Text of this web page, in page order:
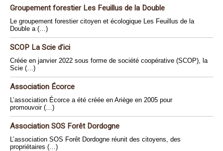
Groupement forestier Les Feuillus de la Double
Le groupement forestier citoyen et écologique Les Feuillus de la
Double a (…)
SCOP La Scie d’ici
Créée en janvier 2022 sous forme de société coopérative (SCOP), la
Scie (…)
Association Écorce
L’association Écorce a été créée en Ariège en 2005 pour
promouvoir (…)
Association SOS Forêt Dordogne
L’association SOS Forêt Dordogne réunit des citoyens, des
propriétaires (…)